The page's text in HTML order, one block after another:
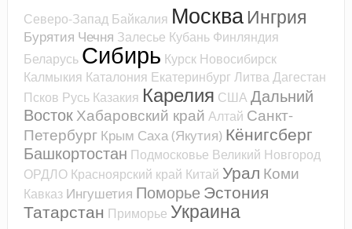
Северо-Запад Байкалия МоскваИнгрия
Бурятия Чечня Залесье Кубань Финляндия
Беларусь Сибирь Курск Новосибирск
Калмыкия Каталония Екатеринбург ЛитваДагестан
Псков Русь Казакия Карелия США Дальний
Восток Хабаровский край Алтай Санкт-
Петербург Крым Саха (Якутия) Кёнигсберг
Башкортостан Подмосковье Великий Новгород
ОРДЛО Красноярский край Китай Урал Коми
Кавказ Ингушетия ПоморьеЭстония
Татарстан Приморье Украина